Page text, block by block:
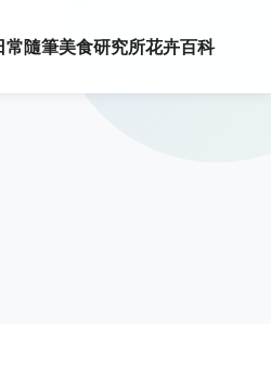
常隨筆美食研究所花卉百科